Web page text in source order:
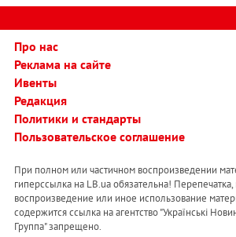
Про нас
Реклама на сайте
Ивенты
Редакция
Политики и стандарты
Пользовательское соглашение
При полном или частичном воспроизведении
гиперссылка на LB.ua обязательна!
воспроизведение или иное использование
содержится ссылка на агентство "Українськi
Группа" запрещено.